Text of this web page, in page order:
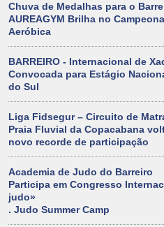
Chuva de Medalhas para o
AUREAGYM Brilha no
Aeróbica
BARREIRO - Internacional de
Convocada para Estágio
do Sul
Liga Fidsegur – Circuito de
Praia Fluvial da Copacabana
novo recorde de participação
Academia de Judo do Barreiro
Participa em Congresso
judo»
. Judo Summer Camp